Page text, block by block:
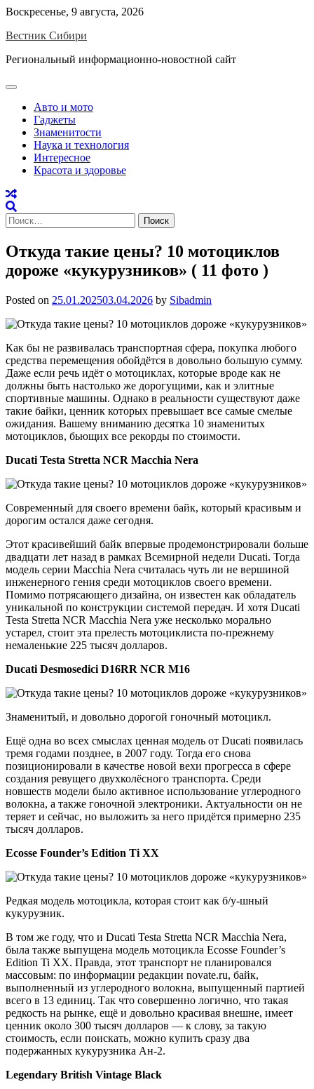
Skip
content
Воскресенье, 9 августа, 2026
Вестник Сибири
Региональный информационно-новостной сайт
Авто и мото
Гаджеты
Знаменитости
Наука и технология
Интересное
Красота и здоровье
Найти:
Откуда такие цены? 10 мотоциклов
дороже «кукурузников» ( 11 фото )
Posted on 25.01.202503.04.2026 by Sibadmin
Как бы не развивалась транспортная сфера, покупка любого
средства перемещения обойдётся в довольно большую сумму.
Даже если речь идёт о мотоциклах, которые вроде как не
должны быть настолько же дорогущими, как и элитные
спортивные машины. Однако в реальности существуют даже
такие байки, ценник которых превышает все самые смелые
ожидания. Вашему вниманию десятка 10 знаменитых
мотоциклов, бьющих все рекорды по стоимости.
Ducati Testa Stretta NCR Macchia Nera
Современный для своего времени байк, который красивым и
дорогим остался даже сегодня.
Этот красивейший байк впервые продемонстрировали больше
двадцати лет назад в рамках Всемирной недели Ducati. Тогда
модель серии Macchia Nera считалась чуть ли не вершиной
инженерного гения среди мотоциклов своего времени.
Помимо потрясающего дизайна, он известен как обладатель
уникальной по конструкции системой передач. И хотя Ducati
Testa Stretta NCR Macchia Nera уже несколько морально
устарел, стоит эта прелесть мотоциклиста по-прежнему
немаленькие 225 тысяч долларов.
Ducati Desmosedici D16RR NCR M16
Знаменитый, и довольно дорогой гоночный мотоцикл.
Ещё одна во всех смыслах ценная модель от Ducati появилась
тремя годами позднее, в 2007 году. Тогда его снова
позиционировали в качестве новой вехи прогресса в сфере
создания ревущего двухколёсного транспорта. Среди
новшеств модели было активное использование углеродного
волокна, а также гоночной электроники. Актуальности он не
теряет и сейчас, но выложить за него придётся примерно 235
тысяч долларов.
Ecosse Founder’s Edition Ti XX
Редкая модель мотоцикла, которая стоит как б/у-шный
кукурузник.
В том же году, что и Ducati Testa Stretta NCR Macchia Nera,
была также выпущена модель мотоцикла Ecosse Founder’s
Edition Ti XX. Правда, этот транспорт не планировался
массовым: по информации редакции novate.ru, байк,
выполненный из углеродного волокна, выпущенный партией
всего в 13 единиц. Так что совершенно логично, что такая
редкость на рынке, ещё и довольно красивая внешне, имеет
ценник около 300 тысяч долларов — к слову, за такую
стоимость, если поискать, можно купить сразу два
подержанных кукурузника Ан-2.
Legendary British Vintage Black